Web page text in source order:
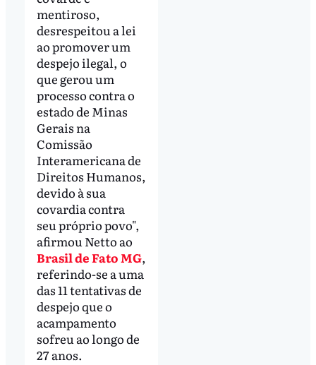
mentiroso,
desrespeitou a lei
ao promover um
despejo ilegal, o
que gerou um
processo contra o
estado de Minas
Gerais na
Comissão
Interamericana de
Direitos Humanos,
devido à sua
covardia contra
seu próprio povo",
afirmou Netto ao
Brasil de Fato MG,
referindo-se a uma
das 11 tentativas de
despejo que o
acampamento
sofreu ao longo de
27 anos.